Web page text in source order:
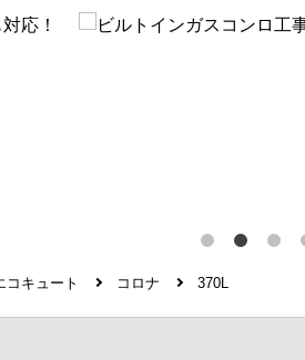
コキュート コロナ 370L